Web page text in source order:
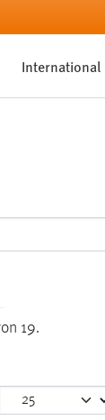
International
19.